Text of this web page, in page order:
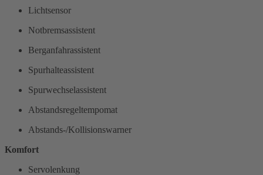
Lichtsensor
Notbremsassistent
Berganfahrassistent
Spurhalteassistent
Spurwechselassistent
Abstandsregeltempomat
Abstands-/Kollisionswarner
Komfort
Servolenkung